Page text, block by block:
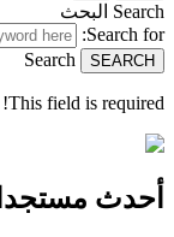
Search البحث
Search for:
Search
This field is required!
أحدث